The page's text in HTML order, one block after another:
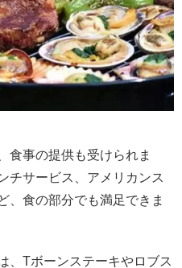
食事の提供も受けられま
チサービス、アメリカンス
、食の部分でも満足できま
、Tボーンステーキやロブス